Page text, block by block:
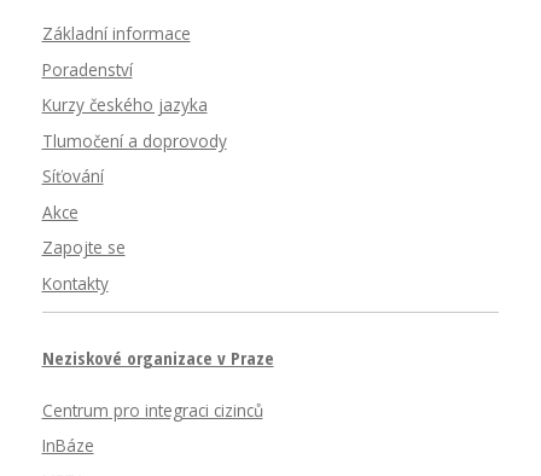
Základní informace
Poradenství
Kurzy českého jazyka
Tlumočení a doprovody
Síťování
Akce
Zapojte se
Kontakty
Neziskové organizace v Praze
Centrum pro integraci cizinců
InBáze